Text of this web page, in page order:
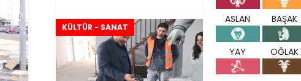
KÜLTÜR - SANAT
ASLAN BAŞAK
YAY OĞLAK